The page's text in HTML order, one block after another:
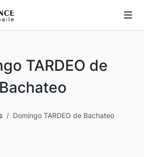
TARDEO de
Bachateo
Domingo TARDEO de Bachateo